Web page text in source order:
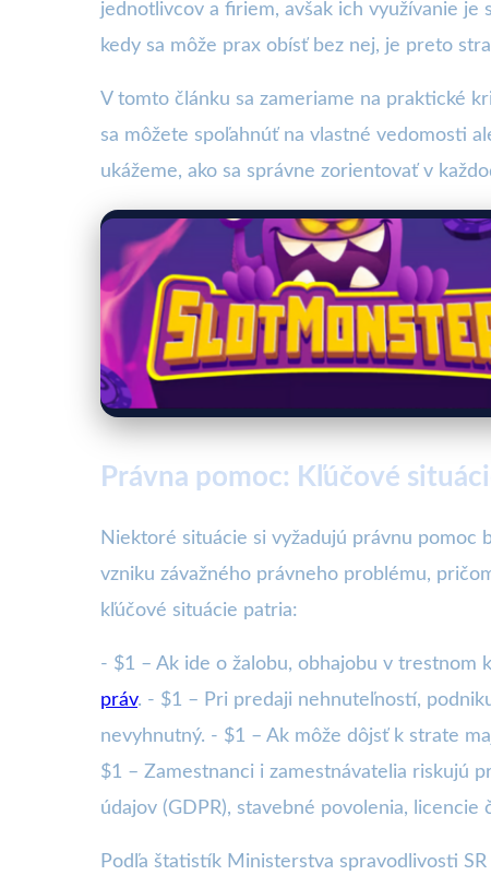
jednotlivcov a firiem, avšak ich využívanie
kedy sa môže prax obísť bez nej, je preto
V tomto článku sa zameriame na praktické
sa môžete spoľahnúť na vlastné vedomosti
ukážeme, ako sa správne zorientovať v
Právna pomoc: Kľúčové
Niektoré situácie si vyžadujú právnu pomoc
vzniku závažného právneho problému,
kľúčové situácie patria:
- $1 – Ak ide o žalobu, obhajobu v trestnom
práv. - $1 – Pri predaji nehnuteľností,
nevyhnutný. - $1 – Ak môže dôjsť k strate
$1 – Zamestnanci i zamestnávatelia riskujú
údajov (GDPR), stavebné povolenia,
Podľa štatistík Ministerstva spravodlivosti